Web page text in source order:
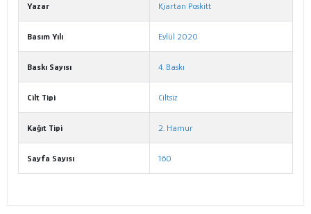
Yazar Kjartan Poskitt
Basım Yılı Eylül 2020
Baskı Sayısı 4. Baskı
Cilt Tipi Ciltsiz
Kağıt Tipi 2. Hamur
Sayfa Sayısı 160